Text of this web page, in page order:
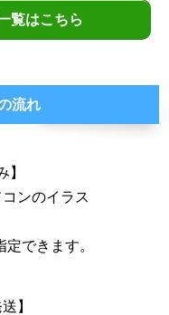
覧はこちら
流れ
できます。
】